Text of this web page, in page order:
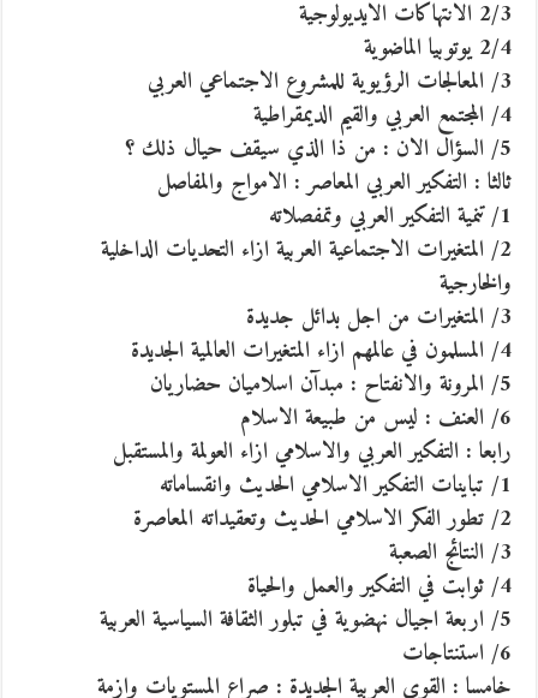
2/3 الانتهاكات الايديولوجية
2/4 يوتوبيا الماضوية
3/ المعالجات الرؤيوية للمشروع الاجتماعي العربي
4/ المجتمع العربي والقيم الديمقراطية
5/ السؤال الان : من ذا الذي سيقف حيال ذلك ؟
ثالثا : التفكير العربي المعاصر : الامواج والمفاصل
1/ تنمية التفكير العربي وتمفصلاته
2/ المتغيرات الاجتماعية العربية ازاء التحديات الداخلية
والخارجية
3/ المتغيرات من اجل بدائل جديدة
4/ المسلمون في عالمهم ازاء المتغيرات العالمية الجديدة
5/ المرونة والانفتاح : مبدآن اسلاميان حضاريان
6/ العنف : ليس من طبيعة الاسلام
رابعا : التفكير العربي والاسلامي ازاء العولمة والمستقبل
1/ تباينات التفكير الاسلامي الحديث وانقساماته
2/ تطور الفكر الاسلامي الحديث وتعقيداته المعاصرة
3/ النتائج الصعبة
4/ ثوابت في التفكير والعمل والحياة
5/ اربعة اجيال نهضوية في تبلور الثقافة السياسية العربية
6/ استنتاجات
خامسا : القوى العربية الجديدة : صراع المستويات وازمة